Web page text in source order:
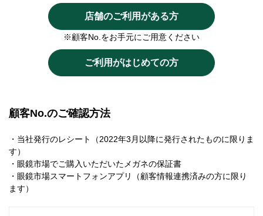
店舗のご利用がある方
※顧客No.をお手元にご用意ください
ご利用がはじめての方
顧客No.のご確認方法
・当社発行のレシート（2022年3月以降に発行されたものに限りま
す）
・眼鏡市場でご購入いただいたメガネの保証書
・眼鏡市場スマートフォンアプリ（顧客情報連携済みの方に限り
ます）